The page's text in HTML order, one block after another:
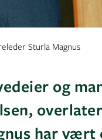
Sturla Magnus
og
har vært